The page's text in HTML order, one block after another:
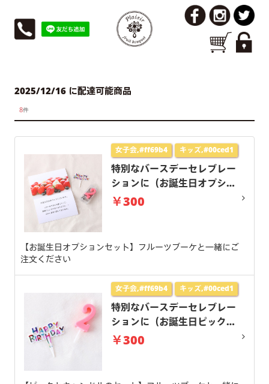
2025/12/16 に配達可能商品
8件
女子会,#ff69b4 キッズ,#00ced1
特別なバースデーセレブレー
ションに（お誕生日オプショ
ンセット）
￥300
【お誕生日オプションセット】フルーツブーケと一緒にご
注文ください
女子会,#ff69b4 キッズ,#00ced1
特別なバースデーセレブレー
ションに（お誕生日ピック＆
キャンドルセット）
￥300